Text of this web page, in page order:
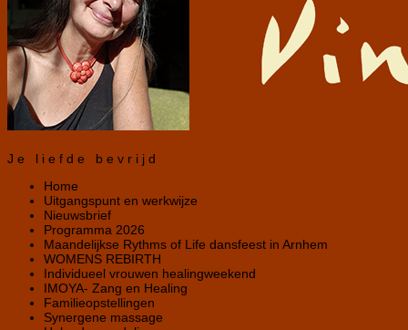
Je liefde bevrijd
Home
Uitgangspunt en werkwijze
Nieuwsbrief
Programma 2026
Maandelijkse Rythms of Life dansfeest in Arnhem
WOMENS REBIRTH
Individueel vrouwen healingweekend
IMOYA- Zang en Healing
Familieopstellingen
Synergene massage